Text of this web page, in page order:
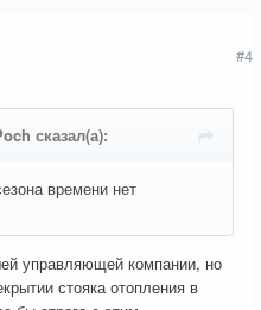
#4
сказал(а):
времени нет
управляющей компании, но
стояка отопления в